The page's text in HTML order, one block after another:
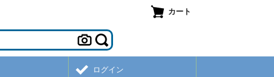
カート
ログイン